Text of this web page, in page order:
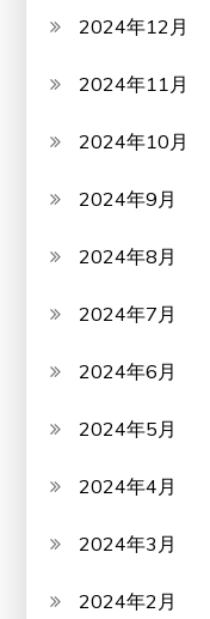
2024年12月
2024年11月
2024年10月
2024年9月
2024年8月
2024年7月
2024年6月
2024年5月
2024年4月
2024年3月
2024年2月